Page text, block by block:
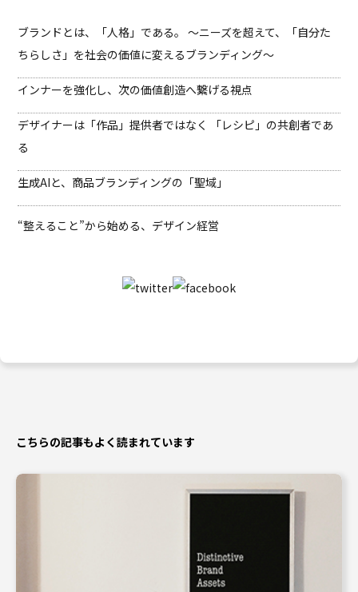
ブランドとは、「人格」である。 〜ニーズを超えて、「自分た
ちらしさ」を社会の価値に変えるブランディング〜
インナーを強化し、次の価値創造へ繋げる視点
デザイナーは「作品」提供者ではなく 「レシピ」の共創者であ
る
生成AIと、商品ブランディングの「聖域」
“整えること”から始める、デザイン経営
こちらの記事もよく読まれています